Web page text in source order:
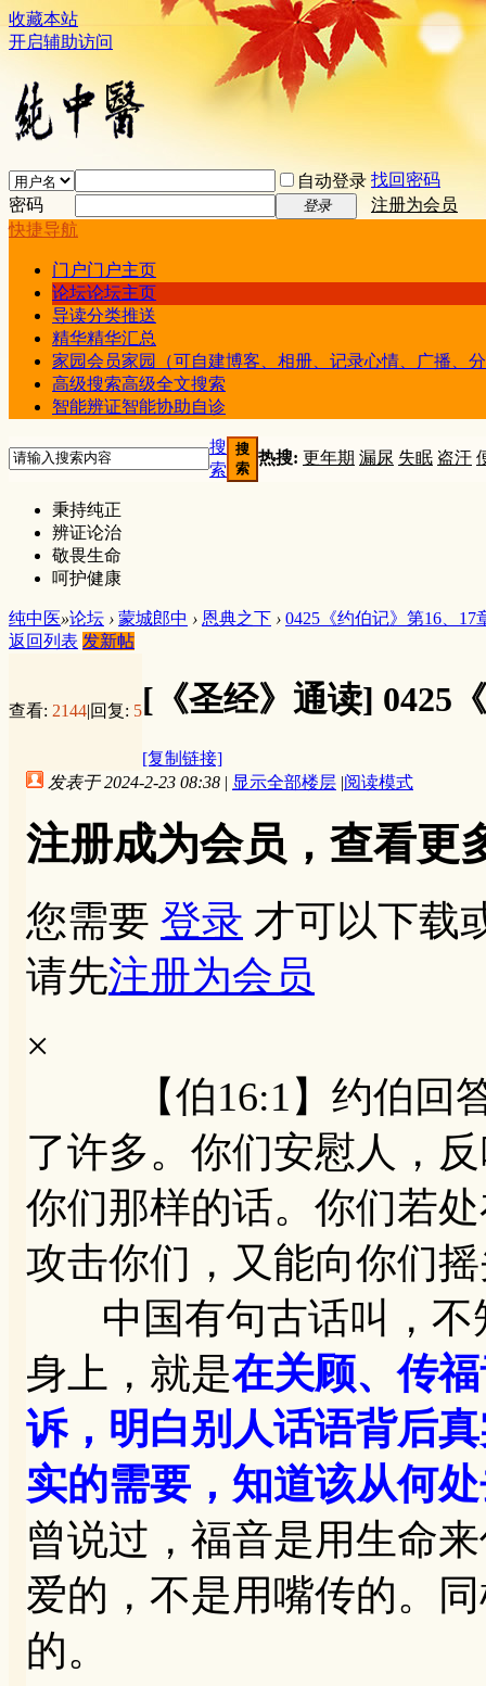
收藏本站
开启辅助访问
自动登录 找回密码
密码
登录
注册为会员
快捷导航
门户门户主页
论坛论坛主页
导读分类推送
精华精华汇总
家园会员家园（可自建博客、相册、记录心情、广播、
高级搜索高级全文搜索
智能辨证智能协助自诊
搜
索
搜
索
热搜: 更年期 漏尿 失眠 盗汗
秉持纯正
辨证论治
敬畏生命
呵护健康
纯中医»论坛 › 蒙城郎中 › 恩典之下 › 0425《约伯记》第16、17
返回列表 发新帖
查看: 2144|回复: 5[《圣经》通读] 0425
[复制链接]
发表于 2024-2-23 08:38 | 显示全部楼层 |阅读模式
注册成为会员，查看更
您需要 登录 才可以下载
请先注册为会员
×
【伯16:1】约伯回答
了许多。你们安慰人，
你们那样的话。你们若
攻击你们，又能向你们
中国有句古话叫，不
身上，就是在关顾、传
诉，明白别人话语背后
实的需要，知道该从何
曾说过，福音是用生命
爱的，不是用嘴传的。
的。